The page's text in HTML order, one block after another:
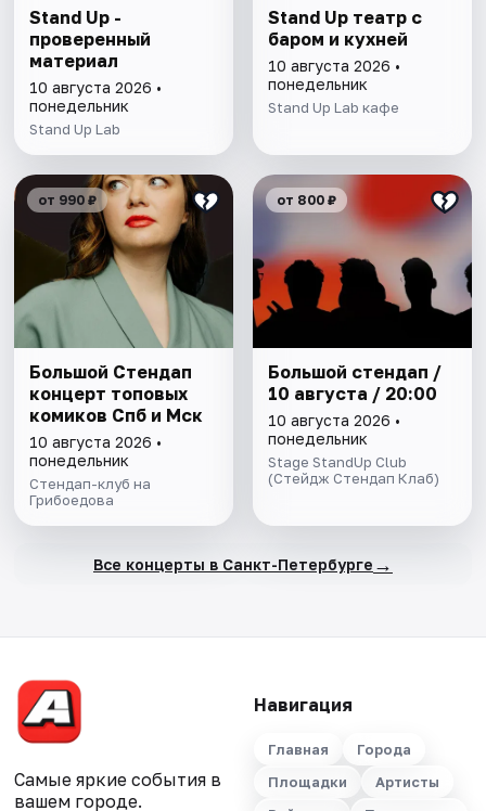
Stand Up -
проверенный
материал
10 августа 2026 •
понедельник
Stand Up Lab
Stand Up театр с
баром и кухней
10 августа 2026 •
понедельник
Stand Up Lab кафе
от 990 ₽
Большой Стендап
концерт топовых
комиков Спб и Мск
10 августа 2026 •
понедельник
Стендап-клуб на
Грибоедова
от 800 ₽
Большой стендап /
10 августа / 20:00
10 августа 2026 •
понедельник
Stage StandUp Club
(Стейдж Стендап Клаб)
Все концерты в Санкт-Петербурге →
Самые яркие события в
вашем городе.
Навигация
Главная
Города
Площадки
Артисты